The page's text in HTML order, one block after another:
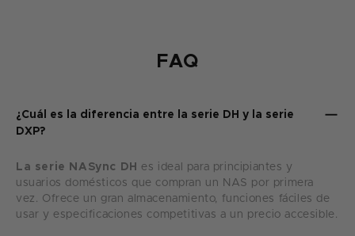
FAQ
¿Cuál es la diferencia entre la serie DH y la serie
DXP?
La serie NASync DH
es ideal para principiantes y
usuarios domésticos que compran un NAS por primera
vez. Ofrece un gran almacenamiento, funciones fáciles de
usar y especificaciones competitivas a un precio accesible.